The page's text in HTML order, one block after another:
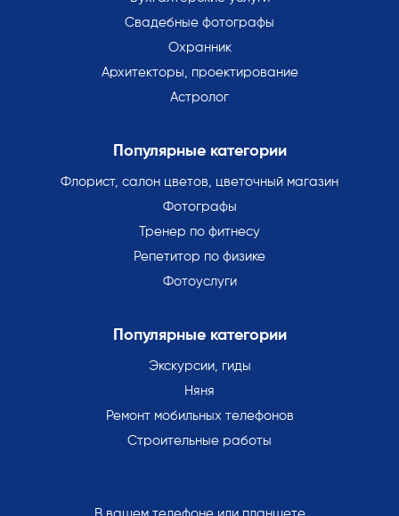
Свадебные фотографы
Охранник
Архитекторы, проектирование
Астролог
Популярные категории
Флорист, салон цветов, цветочный магазин
Фотографы
Тренер по фитнесу
Репетитор по физике
Фотоуслуги
Популярные категории
Экскурсии, гиды
Няня
Ремонт мобильных телефонов
Строительные работы